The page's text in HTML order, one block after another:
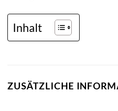
Inhalt
ZUSÄTZLICHE